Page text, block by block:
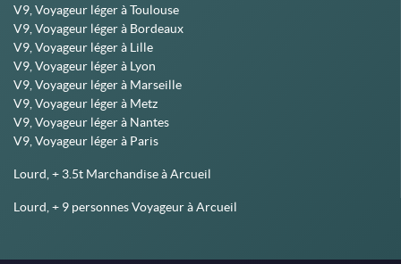
V9, Voyageur léger à Toulouse
V9, Voyageur léger à Bordeaux
V9, Voyageur léger à Lille
V9, Voyageur léger à Lyon
V9, Voyageur léger à Marseille
V9, Voyageur léger à Metz
V9, Voyageur léger à Nantes
V9, Voyageur léger à Paris
Lourd, + 3.5t Marchandise à Arcueil
Lourd, + 9 personnes Voyageur à Arcueil